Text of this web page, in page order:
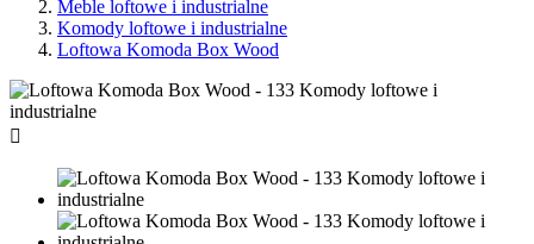
Meble loftowe i industrialne
Komody loftowe i industrialne
Loftowa Komoda Box Wood
